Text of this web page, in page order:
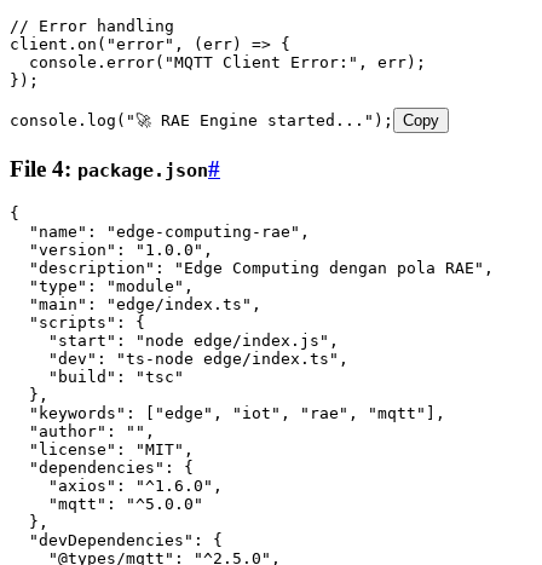
// Error handling
client . on ( "error" , ( err) => {
  console
. error( "MQTT Client Error:" ,
err);
});
console . log ( "🚀 RAE Engine started..." ); Copy
File 4: package.json#
{
  "name"
: "edge-computing-rae" ,
  "version"
: "1.0.0" ,
  "description"
: "Edge Computing dengan pola RAE" ,
  "type"
: "module" ,
  "main"
: "edge/index.ts" ,
  "scripts"
:
{
    "start"
: "node edge/index.js" ,
    "dev"
: "ts-node edge/index.ts" ,
    "build"
:
"tsc"
  }
,
  "keywords"
: "edge" , "iot" , "rae" , "mqtt"
,
  "author"
: "" ,
  "license"
: "MIT" ,
  "dependencies"
:
{
    "axios"
: "^1.6.0" ,
    "mqtt"
:
"^5.0.0"
  }
,
  "devDependencies"
:
{
    "@types/mqtt"
: "^2.5.0" ,